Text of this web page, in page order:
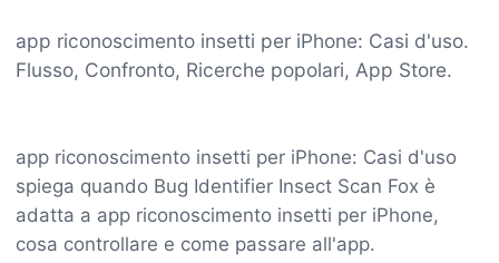
app riconoscimento insetti per iPhone: Casi d'uso.
Flusso, Confronto, Ricerche popolari, App Store.
app riconoscimento insetti per iPhone: Casi d'uso
spiega quando Bug Identifier Insect Scan Fox è
adatta a app riconoscimento insetti per iPhone,
cosa controllare e come passare all'app.